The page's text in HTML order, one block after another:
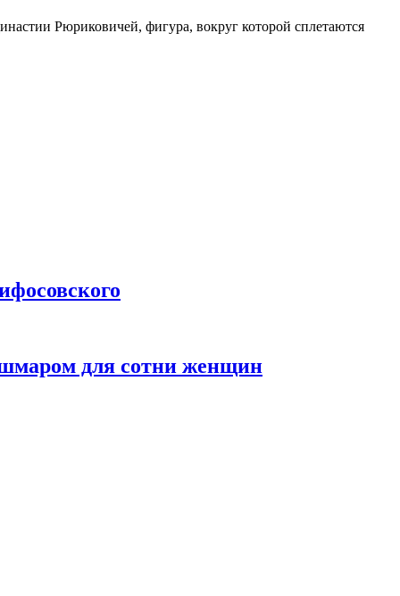
Рюриковичей, фигура, вокруг которой сплетаются
для сотни женщин